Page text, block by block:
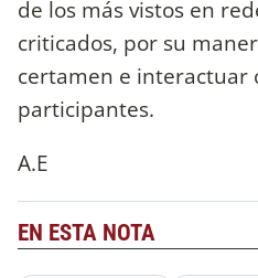
de los más vistos en
criticados, por su
certamen e interactuar
participantes.
A.E
EN ESTA NOTA